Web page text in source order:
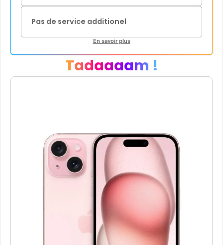
Pas de service additionel
En savoir plus
Tadaaaam !